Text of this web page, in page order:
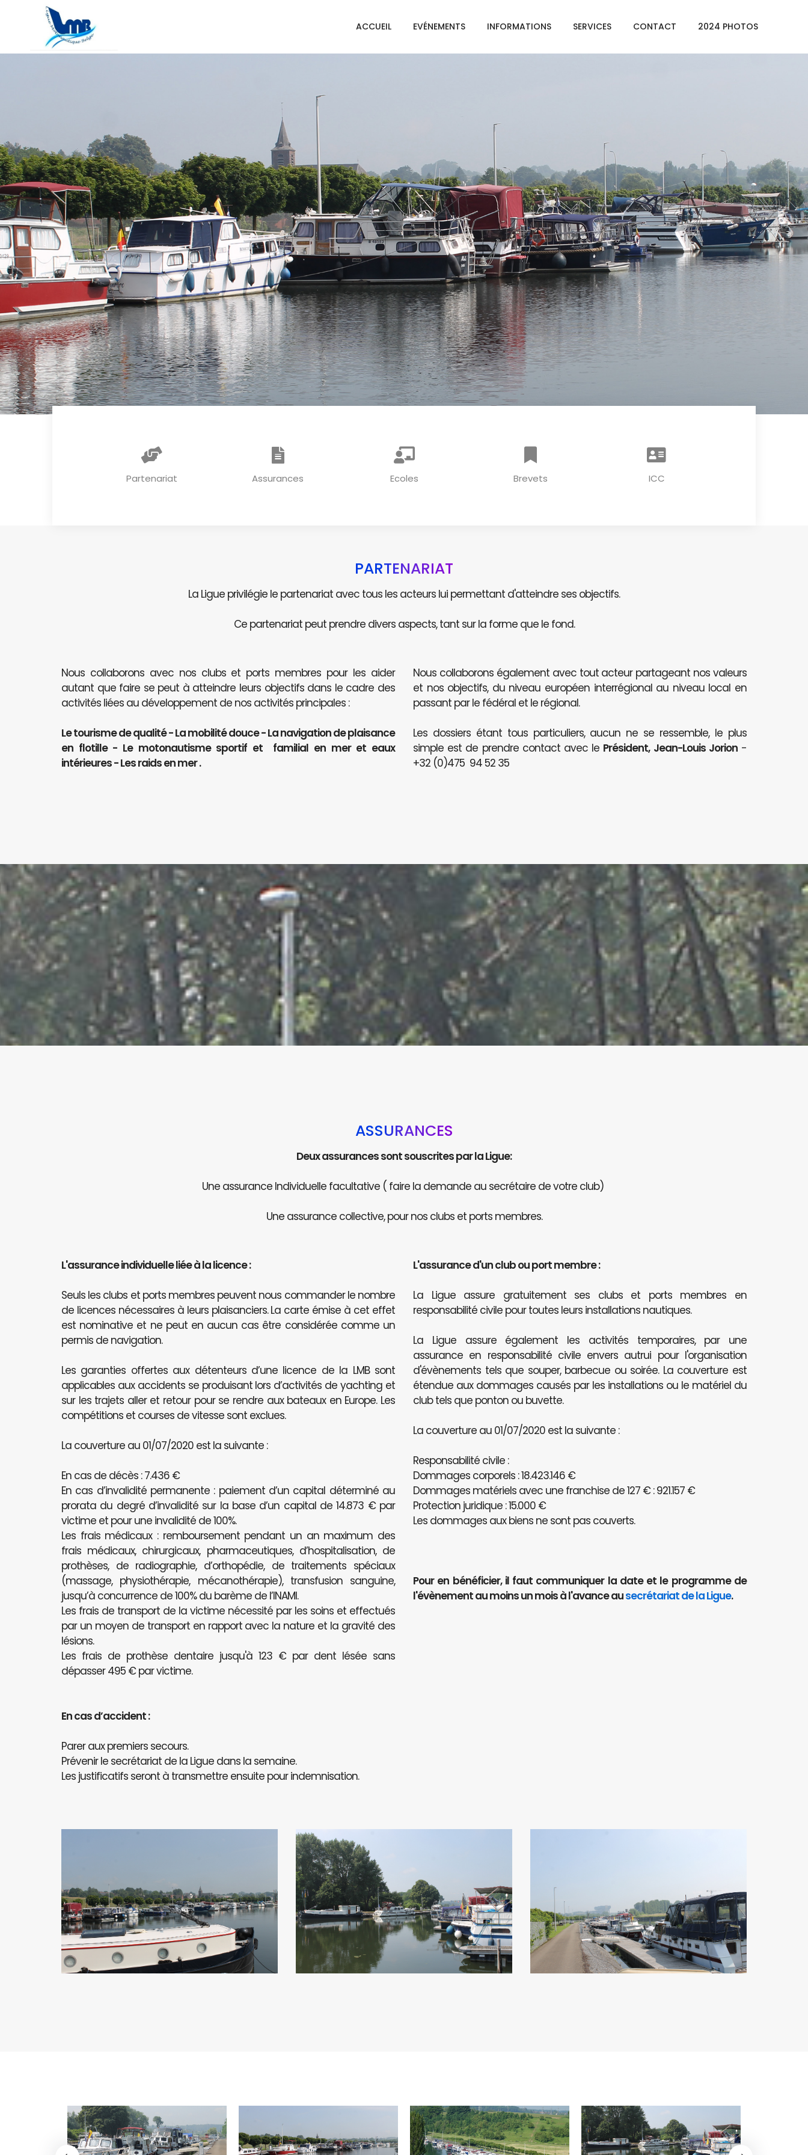
ACCUEIL EVÉNEMENTS INFORMATIONS SERVICES CONTACT 2024 PHOTOS
Partenariat Assurances Ecoles Brevets ICC
PARTENARIAT
La Ligue privilégie le partenariat avec tous les acteurs lui permettant d'atteindre ses objectifs.
Ce partenariat peut prendre divers aspects, tant sur la forme que le fond.
Nous collaborons avec nos clubs et ports membres pour les aider
autant que faire se peut à atteindre leurs objectifs dans le cadre des
activités liées au développement de nos activités principales :
Le tourisme de qualité - La mobilité douce - La navigation de plaisance
en flotille - Le motonautisme sportif et familial en mer et eaux
intérieures - Les raids en mer .
Nous collaborons également avec tout acteur partageant nos valeurs
et nos objectifs, du niveau européen interrégional au niveau local en
passant par le fédéral et le régional.
Les dossiers étant tous particuliers, aucun ne se ressemble, le plus
simple est de prendre contact avec le Président, Jean-Louis Jorion-
+32 (0)475 94 52 35
ASSURANCES
Deux assurances sont souscrites par la Ligue:
Une assurance Individuelle facultative ( faire la demande au secrétaire de votre club)
Une assurance collective, pour nos clubs et ports membres.
L'assurance individuelle liée à la licence :
Seuls les clubs et ports membres peuvent nous commander le nombre
de licences nécessaires à leurs plaisanciers. La carte émise à cet effet
est nominative et ne peut en aucun cas être considérée comme un
permis de navigation.
Les garanties offertes aux détenteurs d’une licence de la LMB sont
applicables aux accidents se produisant lors d’activités de yachting et
sur les trajets aller et retour pour se rendre aux bateaux en Europe. Les
compétitions et courses de vitesse sont exclues.
La couverture au 01/07/2020 est la suivante :
En cas de décès : 7.436 €
En cas d’invalidité permanente : paiement d’un capital déterminé au
prorata du degré d’invalidité sur la base d’un capital de 14.873 € par
victime et pour une invalidité de 100%.
Les frais médicaux : remboursement pendant un an maximum des
frais médicaux, chirurgicaux, pharmaceutiques, d’hospitalisation, de
prothèses, de radiographie, d’orthopédie, de traitements spéciaux
(massage, physiothérapie, mécanothérapie), transfusion sanguine,
jusqu’à concurrence de 100% du barème de l’INAMI.
Les frais de transport de la victime nécessité par les soins et effectués
par un moyen de transport en rapport avec la nature et la gravité des
lésions.
Les frais de prothèse dentaire jusqu'à 123 € par dent lésée sans
dépasser 495 € par victime.
En cas d’accident :
Parer aux premiers secours.
Prévenir le secrétariat de la Ligue dans la semaine.
Les justificatifs seront à transmettre ensuite pour indemnisation.
L'assurance d'un club ou port membre :
La Ligue assure gratuitement ses clubs et ports membres en
responsabilité civile pour toutes leurs installations nautiques.
La Ligue assure également les activités temporaires, par une
assurance en responsabilité civile envers autrui pour l'organisation
d'évènements tels que souper, barbecue ou soirée. La couverture est
étendue aux dommages causés par les installations ou le matériel du
club tels que ponton ou buvette.
La couverture au 01/07/2020 est la suivante :
Responsabilité civile :
Dommages corporels : 18.423.146 €
Dommages matériels avec une franchise de 127 € : 921.157 €
Protection juridique : 15.000 €
Les dommages aux biens ne sont pas couverts.
Pour en bénéficier, il faut communiquer la date et le programme de
l'évènement au moins un mois à l'avance ausecrétariat de la Ligue.